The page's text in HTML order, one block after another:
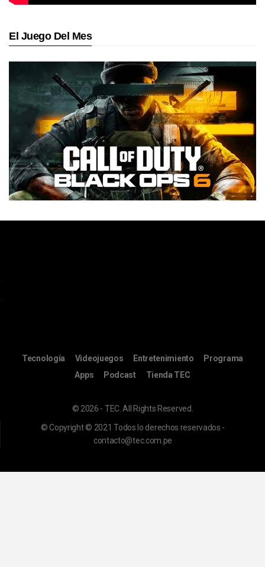
El Juego Del Mes
Tecnología Videojuegos Entretenimiento
Programa
Apps
Podcast Tienda TEC
© 2026 - TEC. All Rights Reserved.
© Copyright © 2021 Todos lo derechos reservados -
contacto@tec.com.pe